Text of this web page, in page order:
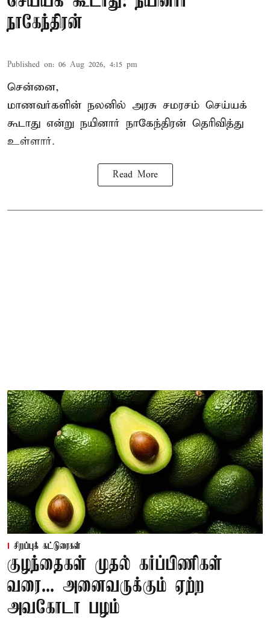
நாகேந்திரன்
Published on: 06 Aug 2026, 4:15 pm
சென்னை,
மாணவர்களின் நலனில் அரசு சமரசம் செய்யக்
கூடாது என்று நயினார் நாகேந்திரன் தெரிவித்து
உள்ளார்.
Read More
சிறப்புக் கட்டுரைகள்
குழந்தைகள் முதல் கர்ப்பிணிகள்
வரை... அனைவருக்கும் ஏற்ற
அவகோடா பழம்